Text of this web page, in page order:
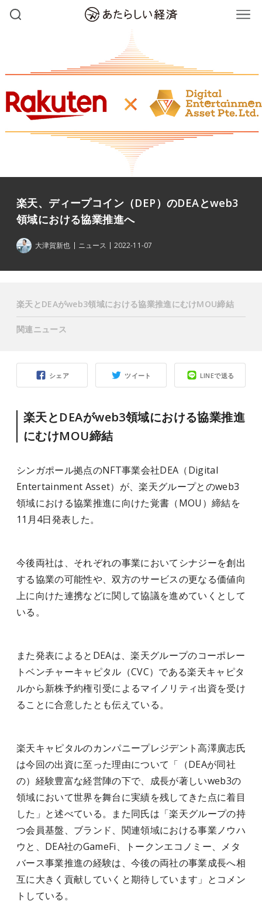
楽天、ディープコイン（DEP）のDEAとweb3
領域における協業推進へ
大津賀新也 ニュース 2022-11-07
シェア ツイート LINEで送る
楽天とDEAがweb3領域における協業推進
にむけMOU締結
シンガポール拠点のNFT事業会社DEA（Digital
Entertainment Asset）が、楽天グループとのweb3
領域における協業推進に向けた覚書（MOU）締結を
11月4日発表した。
今後両社は、それぞれの事業においてシナジーを創出
する協業の可能性や、双方のサービスの更なる価値向
上に向けた連携などに関して協議を進めていくとして
いる。
また発表によるとDEAは、楽天グループのコーポレー
トベンチャーキャピタル（CVC）である楽天キャピタ
ルから新株予約権引受によるマイノリティ出資を受け
ることに合意したとも伝えている。
楽天キャピタルのカンパニープレジデント高澤廣志氏
は今回の出資に至った理由について「（DEAが同社
の）経験豊富な経営陣の下で、成長が著しいweb3の
領域において世界を舞台に実績を残してきた点に着目
した」と述べている。また同氏は「楽天グループの持
つ会員基盤、ブランド、関連領域における事業ノウハ
ウと、DEA社のGameFi、トークンエコノミー、メタ
バース事業推進の経験は、今後の両社の事業成長へ相
互に大きく貢献していくと期待しています」とコメン
トしている。
楽天とDEAがweb3領域における協業推進にむけMOU締結
関連ニュース